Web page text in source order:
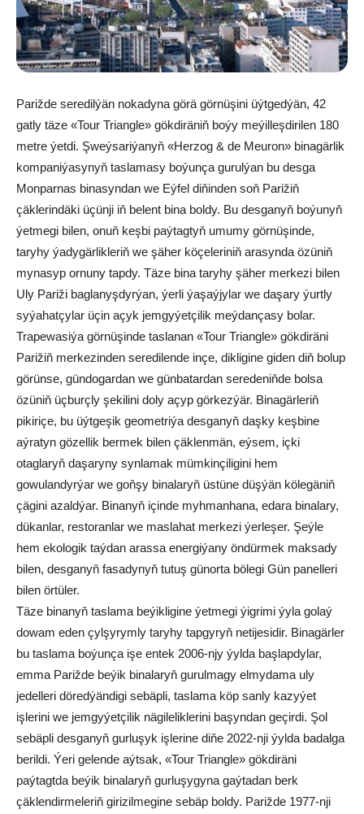
Parižde seredilýän nokadyna görä görnüşini üýtgedýän, 42
gatly täze «Tour Triangle» gökdiräniň boýy meýilleşdirilen 180
metre ýetdi. Şweýsariýanyň «Herzog & de Meuron» binagärlik
kompaniýasynyň taslamasy boýunça gurulýan bu desga
Monparnas binasyndan we Eýfel diňinden soň Parižiň
çäklerindäki üçünji iň belent bina boldy. Bu desganyň boýunyň
ýetmegi bilen, onuň keşbi paýtagtyň umumy görnüşinde,
taryhy ýadygärlikleriň we şäher köçeleriniň arasynda özüniň
mynasyp ornuny tapdy. Täze bina taryhy şäher merkezi bilen
Uly Pariži baglanyşdyrýan, ýerli ýaşaýjylar we daşary ýurtly
syýahatçylar üçin açyk jemgyýetçilik meýdançasy bolar.
Trapewasiýa görnüşinde taslanan «Tour Triangle» gökdiräni
Parižiň merkezinden seredilende inçe, dikligine giden diň bolup
görünse, gündogardan we günbatardan seredeniňde bolsa
özüniň üçburçly şekilini doly açyp görkezýär. Binagärleriň
pikiriçe, bu üýtgeşik geometriýa desganyň daşky keşbine
aýratyn gözellik bermek bilen çäklenmän, eýsem, içki
otaglaryň daşaryny synlamak mümkinçiligini hem
gowulandyrýar we goňşy binalaryň üstüne düşýän kölegäniň
çägini azaldýar. Binanyň içinde myhmanhana, edara binalary,
dükanlar, restoranlar we maslahat merkezi ýerleşer. Şeýle
hem ekologik taýdan arassa energiýany öndürmek maksady
bilen, desganyň fasadynyň tutuş günorta bölegi Gün panelleri
bilen örtüler.
Täze binanyň taslama beýikligine ýetmegi ýigrimi ýyla golaý
dowam eden çylşyrymly taryhy tapgyryň netijesidir. Binagärler
bu taslama boýunça işe entek 2006-njy ýylda başlapdylar,
emma Parižde beýik binalaryň gurulmagy elmydama uly
jedelleri döredýändigi sebäpli, taslama köp sanly kazyýet
işlerini we jemgyýetçilik nägileliklerini başyndan geçirdi. Şol
sebäpli desganyň gurluşyk işlerine diňe 2022-nji ýylda badalga
berildi. Ýeri gelende aýtsak, «Tour Triangle» gökdiräni
paýtagtda beýik binalaryň gurluşygyna gaýtadan berk
çäklendirmeleriň girizilmegine sebäp boldy. Parižde 1977-nji